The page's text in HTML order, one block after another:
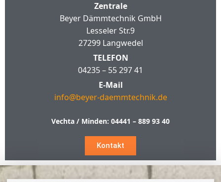
Zentrale
Beyer Dämmtechnik GmbH
Lesseler Str.9
27299 Langwedel
TELEFON
04235 – 55 297 41
E-Mail
info@beyer-daemmtechnik.de
Vechta / Minden: 04441 – 889 93 40
Kontakt